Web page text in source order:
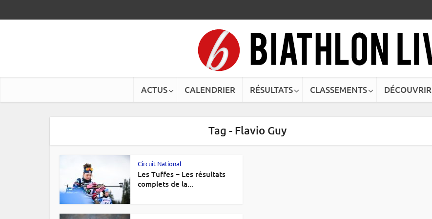
ACTUS CALENDRIER RÉSULTATS CLASSEMENTS DÉCOUVRIR
Tag - Flavio Guy
Circuit National
Les Tuffes – Les résultats
complets de la...